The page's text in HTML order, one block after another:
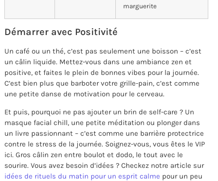
marguerite
Démarrer avec Positivité
Un café ou un thé, c’est pas seulement une boisson – c’est
un câlin liquide. Mettez-vous dans une ambiance zen et
positive, et faites le plein de bonnes vibes pour la journée.
C’est bien plus que barboter votre grille-pain, c’est comme
une petite danse de motivation pour le cerveau.
Et puis, pourquoi ne pas ajouter un brin de self-care ? Un
masque facial chill, une petite méditation ou plonger dans
un livre passionnant – c’est comme une barrière protectrice
contre le stress de la journée. Soignez-vous, vous êtes le VIP
ici. Gros câlin zen entre boulot et dodo, le tout avec le
sourire. Vous avez besoin d’idées ? Checkez notre article sur
idées de rituels du matin pour un esprit calme pour un peu